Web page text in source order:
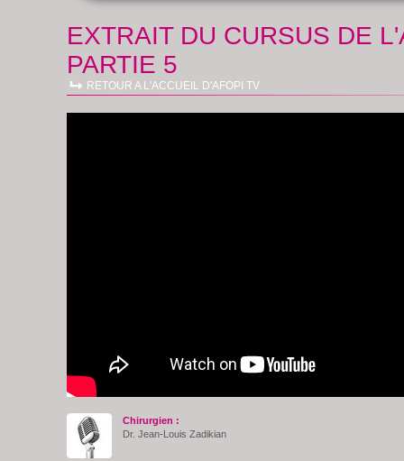
EXTRAIT DU CURSUS DE
PARTIE 5
RETOUR A L'ACCUEIL D'AFOPI TV
Chirurgien :
Dr. Jean-Louis Zadikian